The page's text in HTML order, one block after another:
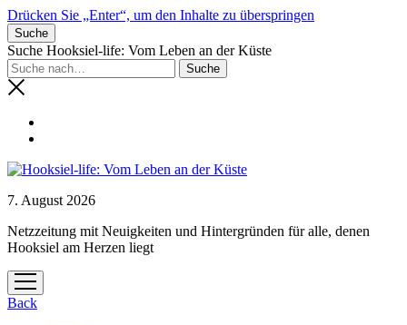
Drücken Sie „Enter“, um den Inhalte zu überspringen
Suche
Suche Hooksiel-life: Vom Leben an der Küste
7. August 2026
Netzzeitung mit Neuigkeiten und Hintergründen für alle, denen
Hooksiel am Herzen liegt
Menü
öffnen
Back